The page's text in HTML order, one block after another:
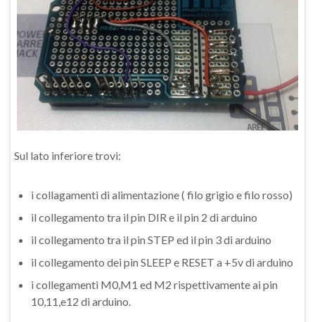
Sul lato inferiore trovi:
i collagamenti di alimentazione ( filo grigio e filo rosso)
il collegamento tra il pin DIR e il pin 2 di arduino
il collegamento tra il pin STEP ed il pin 3 di arduino
il collegamento dei pin SLEEP e RESET a +5v di arduino
i collegamenti M0,M1 ed M2 rispettivamente ai pin
10,11,e12 di arduino.